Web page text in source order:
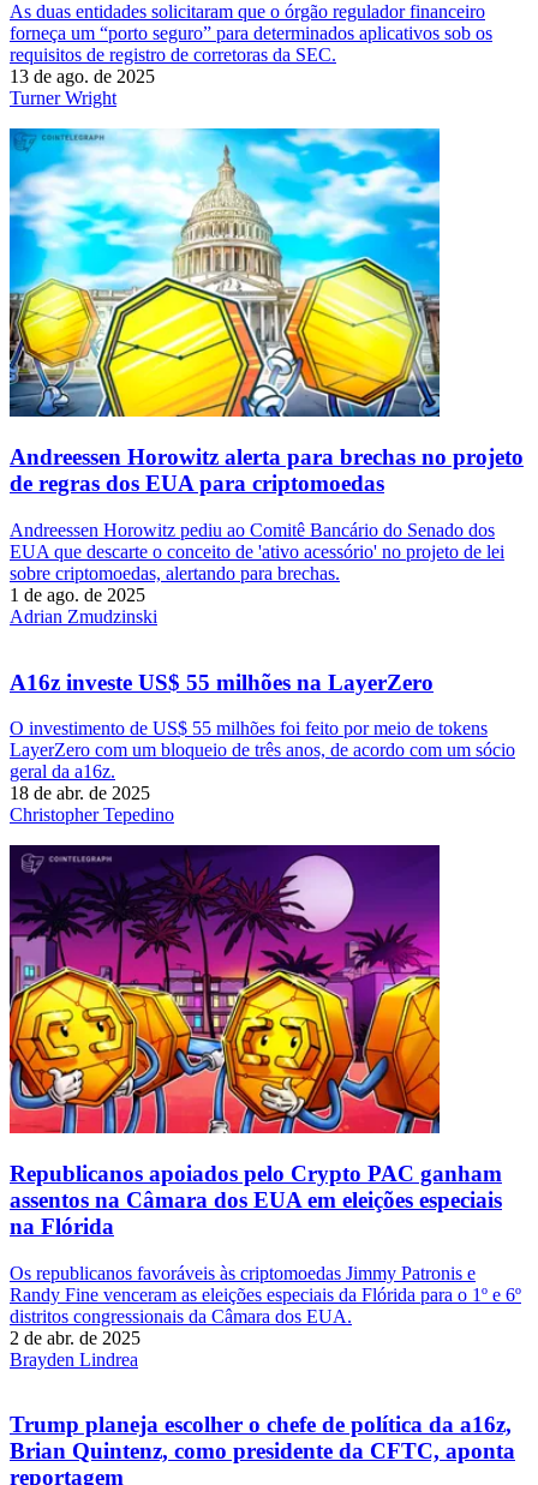
As duas entidades solicitaram que o órgão regulador financeiro
forneça um “porto seguro” para determinados aplicativos sob os
requisitos de registro de corretoras da SEC.
13 de ago. de 2025
Turner Wright
Andreessen Horowitz alerta para brechas no projeto
de regras dos EUA para criptomoedas
Andreessen Horowitz pediu ao Comitê Bancário do Senado dos
EUA que descarte o conceito de 'ativo acessório' no projeto de lei
sobre criptomoedas, alertando para brechas.
1 de ago. de 2025
Adrian Zmudzinski
A16z investe US$ 55 milhões na LayerZero
O investimento de US$ 55 milhões foi feito por meio de tokens
LayerZero com um bloqueio de três anos, de acordo com um sócio
geral da a16z.
18 de abr. de 2025
Christopher Tepedino
Republicanos apoiados pelo Crypto PAC ganham
assentos na Câmara dos EUA em eleições especiais
na Flórida
Os republicanos favoráveis ​​às criptomoedas Jimmy Patronis e
Randy Fine venceram as eleições especiais da Flórida para o 1º e 6º
distritos congressionais da Câmara dos EUA.
2 de abr. de 2025
Brayden Lindrea
Trump planeja escolher o chefe de política da a16z,
Brian Quintenz, como presidente da CFTC, aponta
reportagem